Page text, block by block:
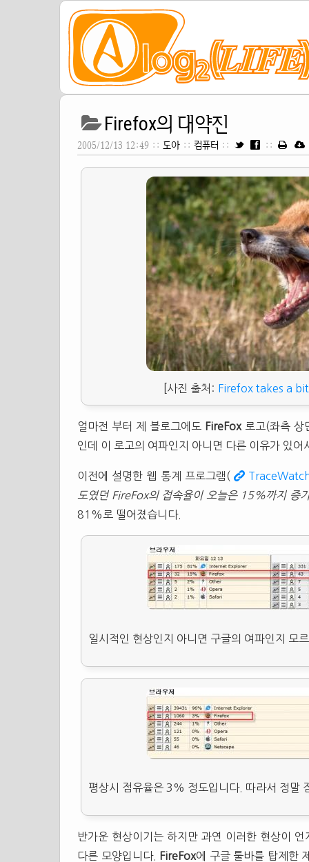
Firefox의 대약진
2005/12/13 12:49 :: 도아 :: 컴퓨터 :: ::
[사진 출처: Firefox takes a
얼마전 부터 제 블로그에도 FireFox 로고(좌측
인데 이 로고의 여파인지 아니면 다른 이유가 있
이전에 설명한 웹 통계 프로그램(
도였던 FireFox의 접속율이 오늘은 15%까지 증
81%로 떨어졌습니다.
일시적인 현상인지 아니면 구글의 여파인지
평상시 점유율은 3% 정도입니다. 따라서 정말
반가운 현상이기는 하지만 과연 이러한 현상이
다른 모양입니다.
FireFox에 구글 툴바를 탑제한